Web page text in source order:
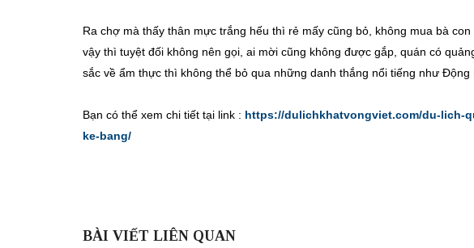
Ra chợ mà thấy thân mực trắng hếu thì rẻ mấy cũng bỏ, không mua bà
vậy thì tuyệt đối không nên gọi, ai mời cũng không được gắp, quán có
sắc về ẩm thực thì không thể bỏ qua những danh thắng nổi tiếng như
Bạn có thể xem chi tiết tại link : https://dulichkhatvongviet.com/du-lich-
ke-bang/
BÀI VIẾT LIÊN QUAN